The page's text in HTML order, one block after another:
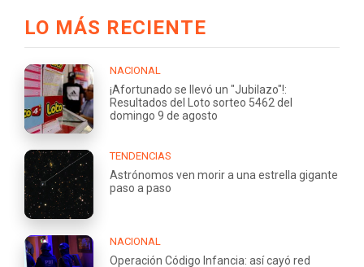
LO MÁS RECIENTE
NACIONAL
¡Afortunado se llevó un "Jubilazo"!:
Resultados del Loto sorteo 5462 del
domingo 9 de agosto
TENDENCIAS
Astrónomos ven morir a una estrella gigante
paso a paso
NACIONAL
Operación Código Infancia: así cayó red